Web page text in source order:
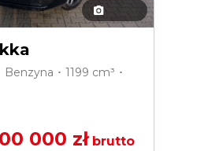
Benzyna ･ 1199 cm³ ･
000 złbrutto